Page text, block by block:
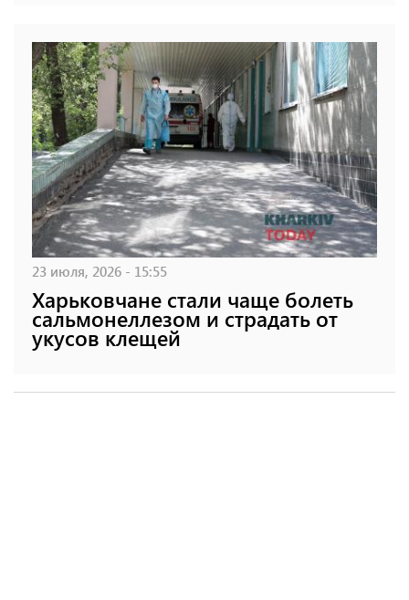
23 июля, 2026 - 15:55
Харьковчане стали чаще болеть
сальмонеллезом и страдать от
укусов клещей